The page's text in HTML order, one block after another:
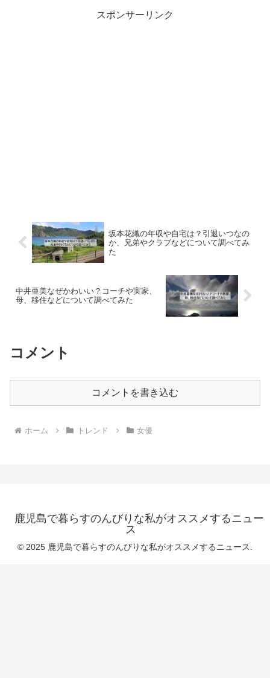
スポンサーリンク
坂本花織の年収や自宅は？引退いつなの
か、兄弟やクラブなどについて調べてみ
た
中井亜美なぜかわいい？コーチや実家、
母、移住などについて調べてみた
コメント
コメントを書き込む
ホーム トレンド 女優
鹿児島で暮らすのんびりな私がオススメするニュー
ス
© 2025 鹿児島で暮らすのんびりな私がオススメするニュース.